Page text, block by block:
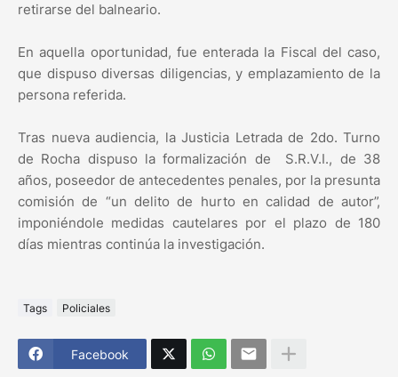
retirarse del balneario.
En aquella oportunidad, fue enterada la Fiscal del caso,
que dispuso diversas diligencias, y emplazamiento de la
persona referida.
Tras nueva audiencia, la Justicia Letrada de 2do. Turno
de Rocha dispuso la formalización de S.R.V.I., de 38
años, poseedor de antecedentes penales, por la presunta
comisión de “un delito de hurto en calidad de autor”,
imponiéndole medidas cautelares por el plazo de 180
días mientras continúa la investigación.
Tags Policiales
Facebook